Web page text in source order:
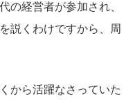
の経営者が参加され、
説くわけですから、周
から活躍なさっていた